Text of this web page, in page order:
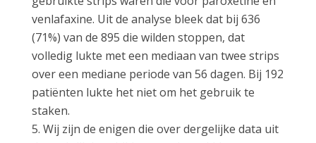
venlafaxine. Uit de analyse bleek dat bij 636
(71%) van de 895 die wilden stoppen, dat
volledig lukte met een mediaan van twee strips
over een mediane periode van 56 dagen. Bij 192
patiënten lukte het niet om het gebruik te
staken.
Wij zijn de enigen die over dergelijke data uit